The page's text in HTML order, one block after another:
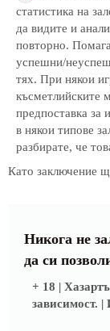
статистика на
да видите и
повторно.
успешни/
тях. При някои
късметлийските
предпоставка за
в някои типове
разбирате, че
Като заключение
Никога не
да си
+ 18 |
зависимост. |